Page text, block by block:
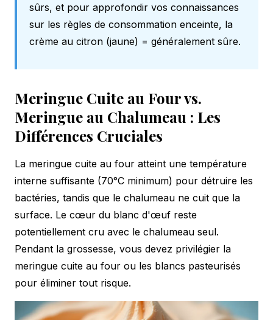
sûrs, et pour approfondir vos connaissances
sur les règles de consommation enceinte, la
crème au citron (jaune) = généralement sûre.
Meringue Cuite au Four vs.
Meringue au Chalumeau : Les
Différences Cruciales
La meringue cuite au four atteint une température
interne suffisante (70°C minimum) pour détruire les
bactéries, tandis que le chalumeau ne cuit que la
surface. Le cœur du blanc d'œuf reste
potentiellement cru avec le chalumeau seul.
Pendant la grossesse, vous devez privilégier la
meringue cuite au four ou les blancs pasteurisés
pour éliminer tout risque.